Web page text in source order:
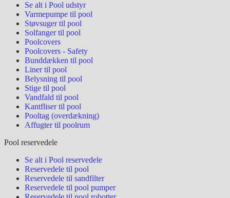
Se alt i Pool udstyr
Varmepumpe til pool
Støvsuger til pool
Solfanger til pool
Poolcovers
Poolcovers - Safety
Bunddækken til pool
Liner til pool
Belysning til pool
Stige til pool
Vandfald til pool
Kantfliser til pool
Pooltag (overdækning)
Affugter til poolrum
Pool reservedele
Se alt i Pool reservedele
Reservedele til pool
Reservedele til sandfilter
Reservedele til pool pumper